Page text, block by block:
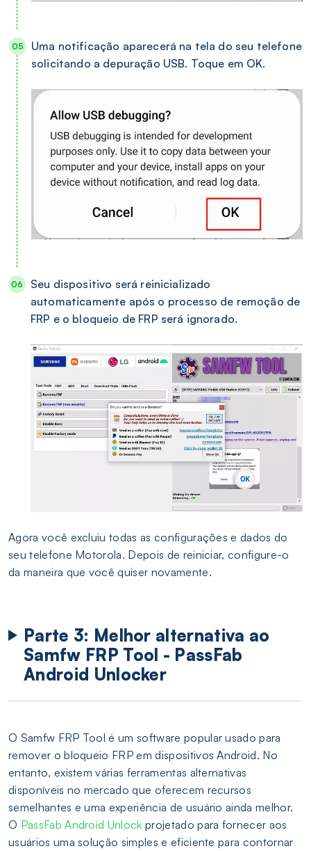
Uma notificação aparecerá na tela do seu telefone
solicitando a depuração USB. Toque em OK.
Seu dispositivo será reinicializado
automaticamente após o processo de remoção de
FRP e o bloqueio de FRP será ignorado.
Agora você excluiu todas as configurações e dados do
seu telefone Motorola. Depois de reiniciar, configure-o
da maneira que você quiser novamente.
Parte 3: Melhor alternativa ao
Samfw FRP Tool - PassFab
Android Unlocker
O Samfw FRP Tool é um software popular usado para
remover o bloqueio FRP em dispositivos Android. No
entanto, existem várias ferramentas alternativas
disponíveis no mercado que oferecem recursos
semelhantes e uma experiência de usuário ainda melhor.
O PassFab Android Unlock projetado para fornecer aos
usuários uma solução simples e eficiente para contornar